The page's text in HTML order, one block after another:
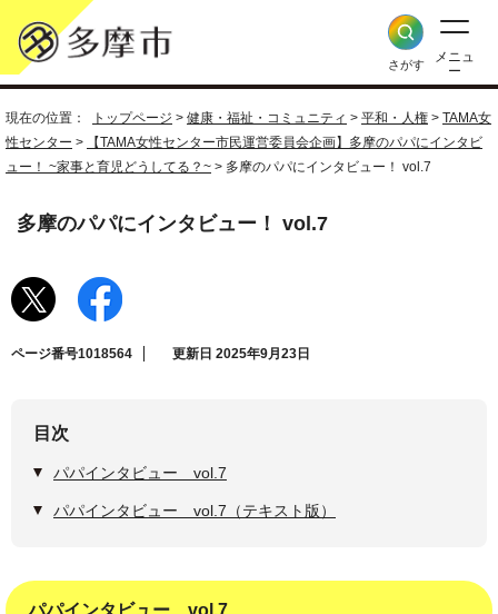
さがす
メニュ
ー
現在の位置： トップページ > 健康・福祉・コミュニティ > 平和・人権 > TAMA女
性センター >
【TAMA女性センター市民運営委員会企画】多摩のパパにインタビ
ュー！ ~家事と育児どうしてる？~ > 多摩のパパにインタビュー！ vol.7
多摩のパパにインタビュー！ vol.7
ページ番号1018564 更新日 2025年9月23日
目次
パパインタビュー vol.7
パパインタビュー vol.7（テキスト版）
パパインタビュー vol.7